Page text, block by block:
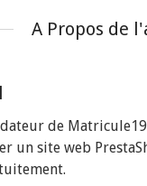
A Propos de
de
un site web